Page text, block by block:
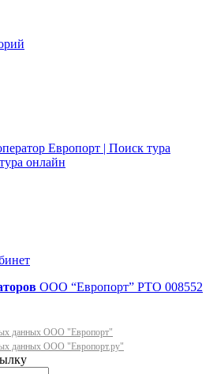
ООО “Европорт” РТО 008552
данных ООО "Европорт"
данных ООО "Европорт.ру"